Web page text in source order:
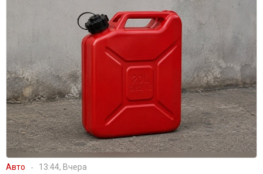
Авто 13:44, Вчера